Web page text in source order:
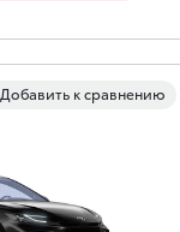
Добавить к сравнению